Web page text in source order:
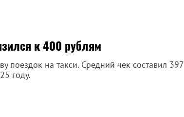
к 400 рублям
поездок на такси. Средний чек составил 397
году.